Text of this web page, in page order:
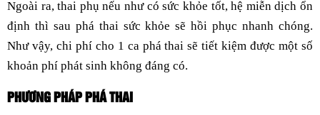
Ngoài ra, thai phụ nếu như có sức khỏe tốt, hệ miễn dịch ổn
định thì sau phá thai sức khỏe sẽ hồi phục nhanh chóng.
Như vậy, chi phí cho 1 ca phá thai sẽ tiết kiệm được một số
khoản phí phát sinh không đáng có.
PHƯƠNG PHÁP PHÁ THAI